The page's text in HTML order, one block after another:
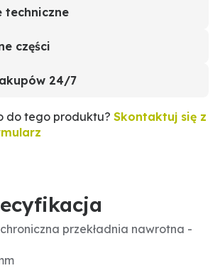
techniczne
części
24/7
do tego produktu? Skontaktuj się z
przekładnia nawrotna -